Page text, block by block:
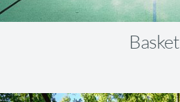
Basket